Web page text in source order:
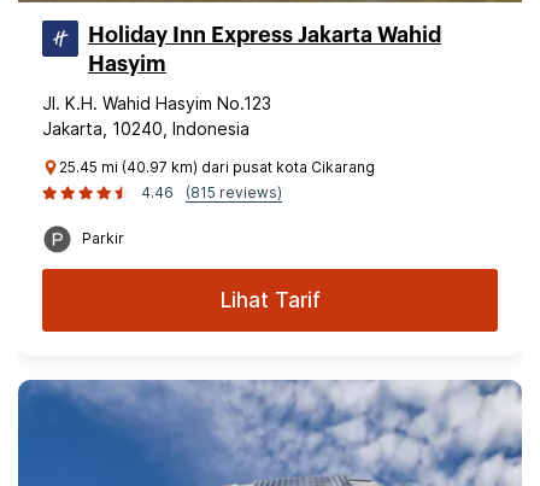
Holiday Inn Express Jakarta Wahid
Hasyim
Jl. K.H. Wahid Hasyim No.123
Jakarta, 10240, Indonesia
25.45 mi (40.97 km) dari pusat kota Cikarang
4.46
(815 reviews)
Parkir
Lihat Tarif